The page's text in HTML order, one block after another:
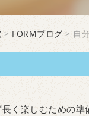
> FORMブログ > 自
く楽しむための準